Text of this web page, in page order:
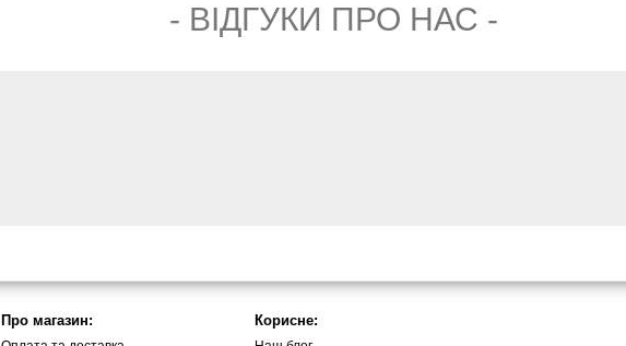
- ВIДГУКИ ПРО НАС -
Про магазин: Корисне: